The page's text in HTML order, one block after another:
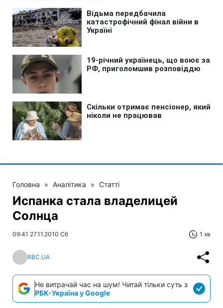
Головна » Аналітика » Статті
Испанка стала владелицей
Солнца
09:41 27.11.2010 Сб 1 хв
RBC.UA
Не витрачай час на шум! Читай тільки суть з
РБК-Україна у Google